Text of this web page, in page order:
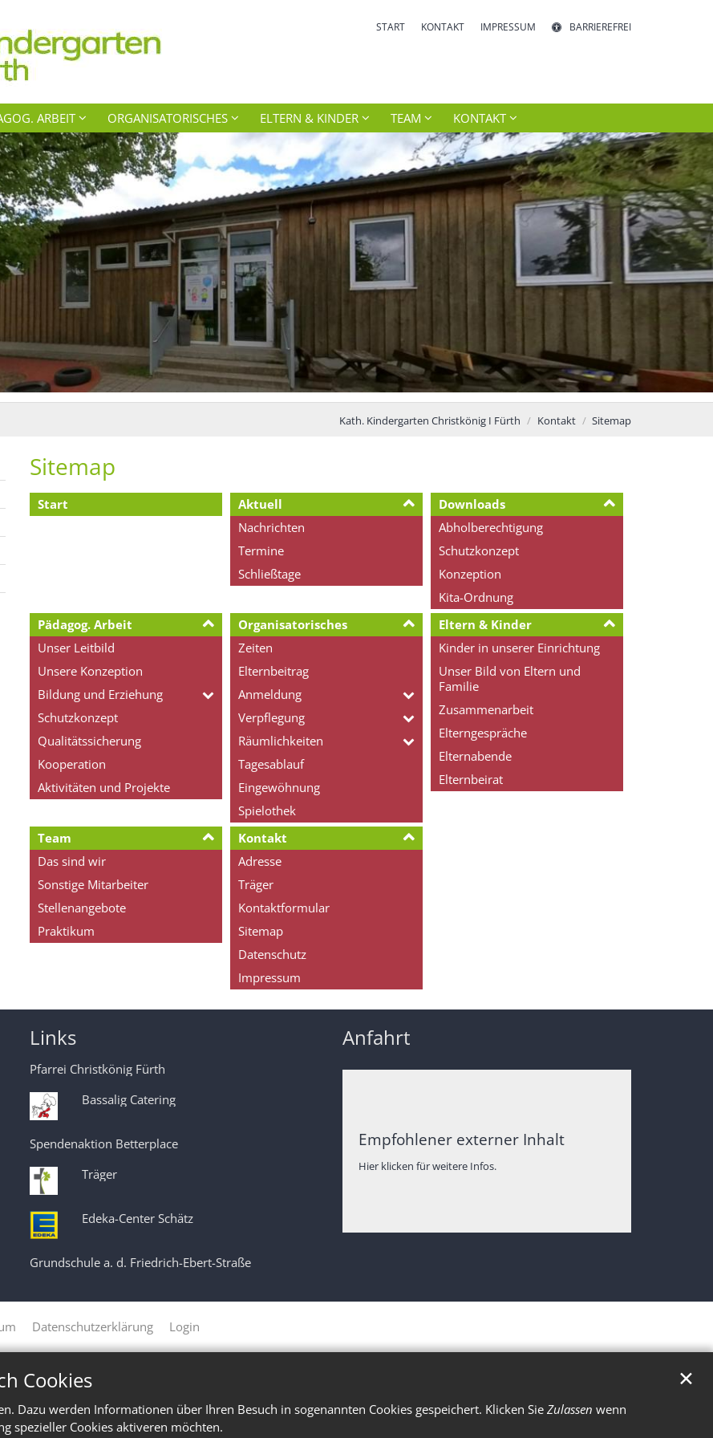
Cookies
Dazu werden Informationen über Ihren Besuch in sogenannten Cookies gespeichert. Klicken Sie Zulassen wenn
spezieller Cookies aktiveren möchten.
✕
START KONTAKT IMPRESSUM BARRIEREFREI
ARBEIT ORGANISATORISCHES ELTERN & KINDER TEAM KONTAKT
Kath. Kindergarten Christkönig I Fürth Kontakt Sitemap
Sitemap
Start
Aktuell
Nachrichten
Termine
Schließtage
Downloads
Abholberechtigung
Schutzkonzept
Konzeption
Kita-Ordnung
Pädagog. Arbeit
Unser Leitbild
Unsere Konzeption
Bildung und Erziehung
Schutzkonzept
Qualitätssicherung
Kooperation
Aktivitäten und Projekte
Organisatorisches
Zeiten
Elternbeitrag
Anmeldung
Verpflegung
Räumlichkeiten
Tagesablauf
Eingewöhnung
Spielothek
Eltern & Kinder
Kinder in unserer Einrichtung
Unser Bild von Eltern und
Familie
Zusammenarbeit
Elterngespräche
Elternabende
Elternbeirat
Team
Das sind wir
Sonstige Mitarbeiter
Stellenangebote
Praktikum
Kontakt
Adresse
Träger
Kontaktformular
Sitemap
Datenschutz
Impressum
Links
Pfarrei Christkönig Fürth
Bassalig Catering
Spendenaktion Betterplace
Träger
Edeka-Center Schätz
Grundschule a. d. Friedrich-Ebert-Straße
Anfahrt
Empfohlener externer Inhalt
Hier klicken für weitere Infos.
Datenschutzerklärung Login